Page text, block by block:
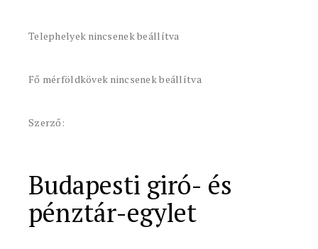
Telephelyek nincsenek beállítva
Fő mérföldkövek nincsenek beállítva
Szerző:
Budapesti giró- és
pénztár-egylet